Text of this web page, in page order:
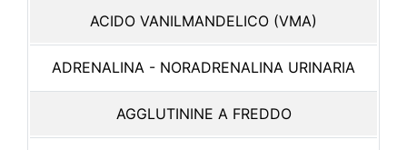
ACIDO VANILMANDELICO (VMA)
ADRENALINA - NORADRENALINA URINARIA
AGGLUTININE A FREDDO